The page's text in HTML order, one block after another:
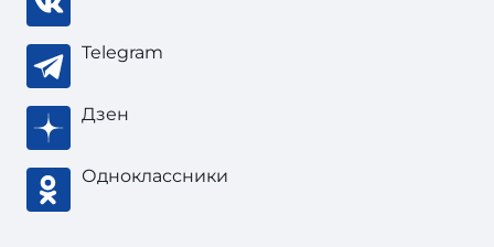
Telegram
Дзен
Одноклассники